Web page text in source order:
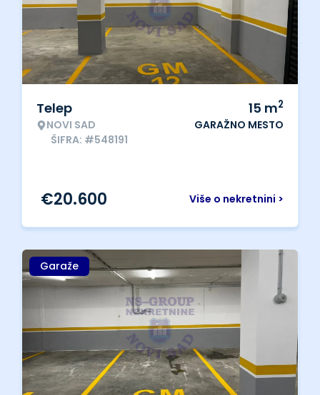
Telep
NOVI SAD
ŠIFRA: #548191
15 m2
GARAŽNO MESTO
Više o nekretnini >
€20.600
Garaže